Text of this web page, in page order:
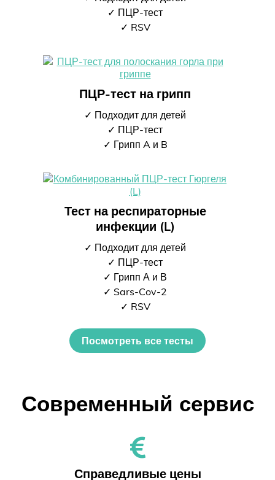
✓ ПЦР-тест
✓ RSV
ПЦР-тест на грипп
✓ Подходит для детей
✓ ПЦР-тест
✓ Грипп A и B
Тест на респираторные
инфекции (L)
✓ Подходит для детей
✓ ПЦР-тест
✓ Грипп А и В
✓ Sars-Cov-2
✓ RSV
Посмотреть все тесты
Современный сервис
Справедливые цены